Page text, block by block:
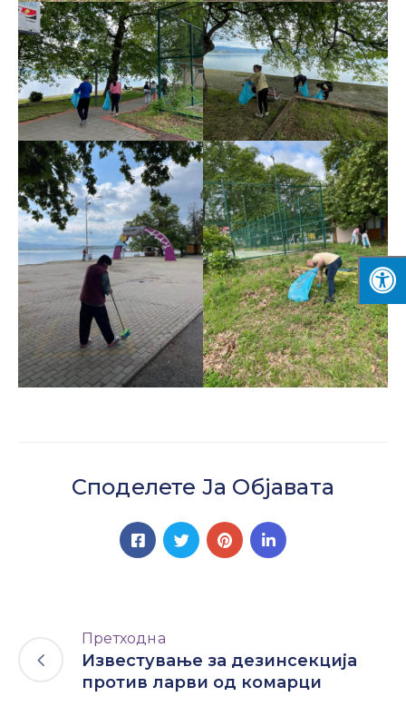
Споделете Ја Објавата
Претходна
Известување за дезинсекција
против ларви од комарци